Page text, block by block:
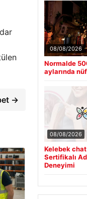
→
08/08/2026
Normalde
aylarında
08/08/2026
Kelebek
Sertifikalı
Deneyimi